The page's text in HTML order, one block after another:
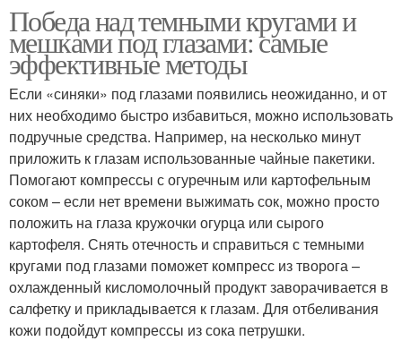
Победа над темными кругами и
мешками под глазами: самые
эффективные методы
Если «синяки» под глазами появились неожиданно, и от
них необходимо быстро избавиться, можно использовать
подручные средства. Например, на несколько минут
приложить к глазам использованные чайные пакетики.
Помогают компрессы с огуречным или картофельным
соком – если нет времени выжимать сок, можно просто
положить на глаза кружочки огурца или сырого
картофеля. Снять отечность и справиться с темными
кругами под глазами поможет компресс из творога –
охлажденный кисломолочный продукт заворачивается в
салфетку и прикладывается к глазам. Для отбеливания
кожи подойдут компрессы из сока петрушки.